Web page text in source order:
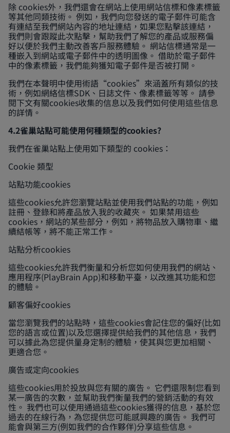
除 cookies外，我們還會在網站上使用網站信標和像素標籤
等其他同類技術。 例如，我們向您發送的電子郵件可能含
有連結至我們網站內容的地址連結，如果您點擊該連結，
我們則會跟蹤此次點擊，幫助我們了解您的產品或服務偏
好以便於我們主動改善客戶服務體驗。 網站信標通常是一
種嵌入到網站或電子郵件中的透明圖像。 借助於電子郵件
中的像素標籤，我們能夠獲知電子郵件是否被打開。
我們在本聲明中使用術語“cookies”來涵蓋所有類似的技
術，例如網絡信標SDK、日誌文件、像素標籤等等。 請參
閱下文有關cookies收集的信息以及我們如何使用這些信息
的詳情。
4.2雀巢站點可能使用何種類型的cookies?
我們在雀巢站點上使用如下類型的 cookies：
Cookie 類型
站點功能cookies
這些cookies允許您瀏覽站點並使用我們站點的功能，例如
註冊、登錄和將產品放入我的收藏夾。 如果禁用這些
cookies，網站的某些部分，例如，將物品放入購物車、繼
續結帳等，將不能正常工作。
站點分析cookies
這些cookies允許我們衡量和分析您如何使用我們的網站、
應用程序(PlayBrain App)和移動平臺，以改進其功能和您
的體驗。
顧客偏好cookies
當您瀏覽我們的站點時，這些cookies會記住您的偏好(比如
您的語言或位置)以及您選擇提供給我們的其他信息，我們
可以據此為您提供量身定制的體驗，使其與您更加相關、
更適合您。
廣告或定向cookies
這些cookies用於投放與您有關的廣告。 它們還限制您看到
某一廣告的次數，並幫助我們衡量我們的營銷活動的有效
性。 我們也可以使用通過這些cookies獲得的信息，基於您
過去的在線行為，為您提供您可能感興趣的廣告。 我們可
能會與第三方(例如我們的合作夥伴)分享這些信息。